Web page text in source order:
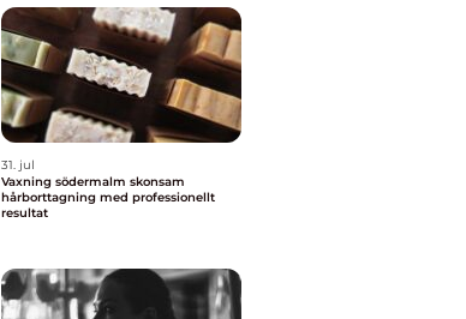
31. jul
Vaxning södermalm skonsam
hårborttagning med professionellt
resultat